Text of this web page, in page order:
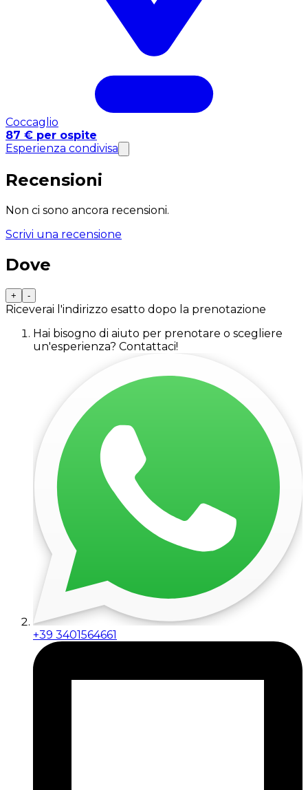
Coccaglio
87 € per ospite
Esperienza condivisa
Recensioni
Non ci sono ancora recensioni.
Scrivi una recensione
Dove
+ -
Riceverai l'indirizzo esatto dopo la prenotazione
Hai bisogno di aiuto per prenotare o scegliere
un'esperienza? Contattaci!
+39 3401564661